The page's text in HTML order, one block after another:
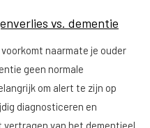
vs. dementie
naarmate je ouder
geen normale
om alert te zijn op
diagnosticeren en
vertragen van het dementieel